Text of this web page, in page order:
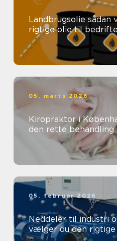
Landbrugsolie sådan vælger du den
rigtige olie til
05. marts 2026
Kiropraktor i
den rette
05. februar 2026
Neddeler til industri
vælger du den rigtige